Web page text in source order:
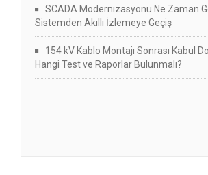
SCADA Modernizasyonu Ne Zaman
Sistemden Akıllı İzlemeye Geçiş
154 kV Kablo Montajı Sonrası Kabul
Hangi Test ve Raporlar Bulunmalı?